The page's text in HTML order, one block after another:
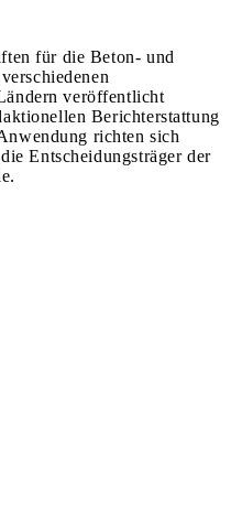
für die Beton- und
veröffentlicht
Berichterstattung
richten sich
Entscheidungsträger der